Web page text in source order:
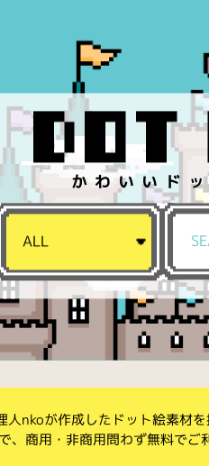
かわいいド
nkoが作成したドット絵素材を
、商用・非商用問わず無料で